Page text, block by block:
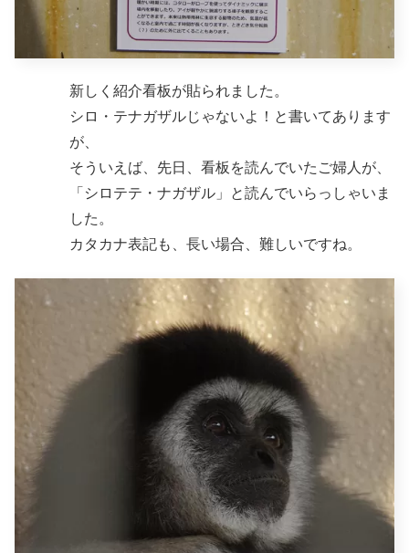
新しく紹介看板が貼られました。
シロ・テナガザルじゃないよ！と書いてあります
が、
そういえば、先日、看板を読んでいたご婦人が、
「シロテテ・ナガザル」と読んでいらっしゃいま
した。
カタカナ表記も、長い場合、難しいですね。